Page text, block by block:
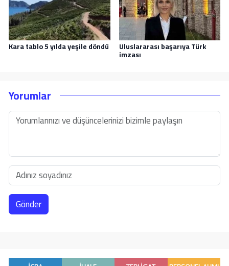
Kara tablo 5 yılda yeşile döndü Uluslararası başarıya Türk
imzası
Yorumlar
Gönder